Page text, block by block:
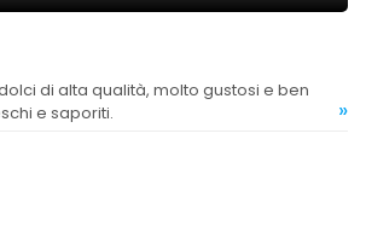
e saporiti.
»